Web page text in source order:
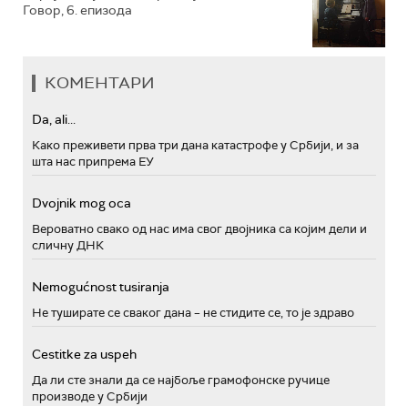
Говор, 6. епизода
КОМЕНТАРИ
Da, ali...
Како преживети прва три дана катастрофе у Србији, и за
шта нас припрема ЕУ
Dvojnik mog oca
Вероватно свако од нас има свог двојника са којим дели и
сличну ДНК
Nemogućnost tusiranja
Не туширате се сваког дана – не стидите се, то је здраво
Cestitke za uspeh
Да ли сте знали да се најбоље грамофонске ручице
производе у Србији